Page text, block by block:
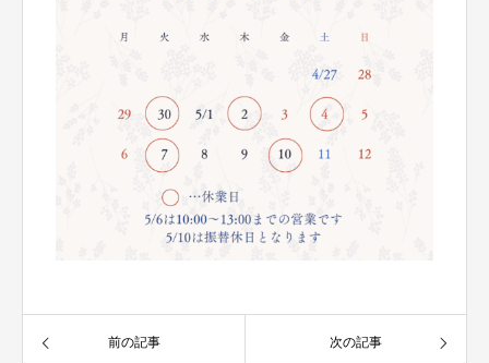
前の記事 次の記事